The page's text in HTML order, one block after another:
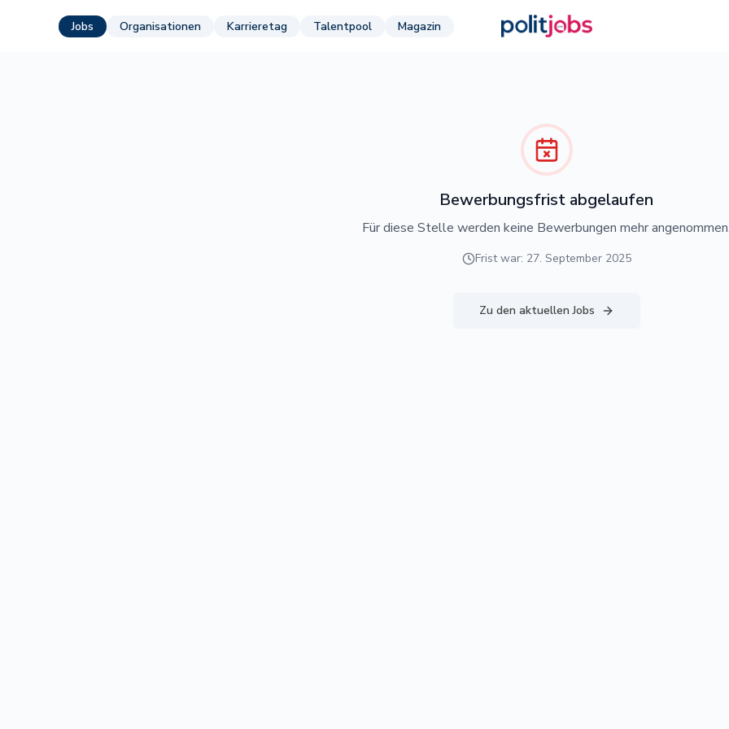
Jobs Organisationen Karrieretag Talentpool Magazin
Bewerbungsfrist abgelaufen
Für diese Stelle werden keine Bewerbungen mehr
Frist war: 27. September 2025
Zu den aktuellen Jobs